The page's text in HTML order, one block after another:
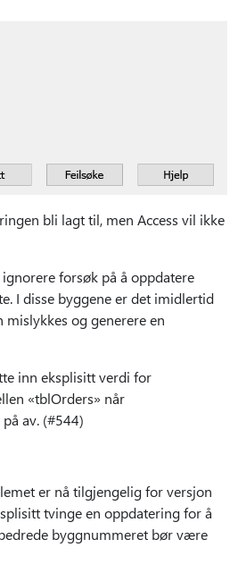
bli lagt til, men Access vil ikke
forsøk på å oppdatere
I disse byggene er det imidlertid
og generere en
inn eksplisitt verdi for
«tblOrders» når
på av. (#544)
er nå tilgjengelig for versjon
tvinge en oppdatering for å
byggnummeret bør være